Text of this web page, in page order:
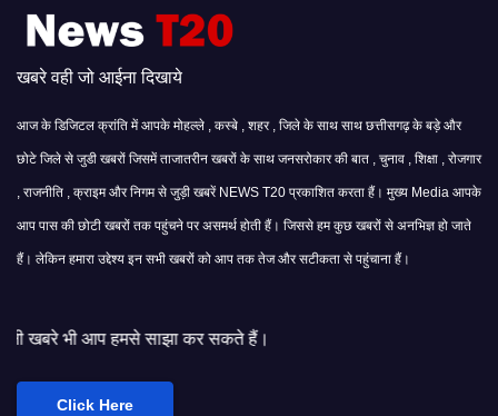
खबरे वही जो आईना दिखाये
आज के डिजिटल क्रांति में आपके मोहल्ले , कस्बे , शहर , जिले के साथ साथ छत्तीसगढ़ के बड़े और
छोटे जिले से जुडी खबरों जिसमें ताजातरीन खबरों के साथ जनसरोकार की बात , चुनाव , शिक्षा , रोजगार
, राजनीति , क्राइम और निगम से जुड़ी खबरें NEWS T20 प्रकाशित करता हैं। मुख्य Media आपके
आप पास की छोटी खबरों तक पहुंचने पर असमर्थ होती हैं। जिससे हम कुछ खबरों से अनभिज्ञ हो जाते
हैं। लेकिन हमारा उद्देश्य इन सभी खबरों को आप तक तेज और सटीकता से पहुंचाना हैं।
साझा कर सकते हैं।
Click Here